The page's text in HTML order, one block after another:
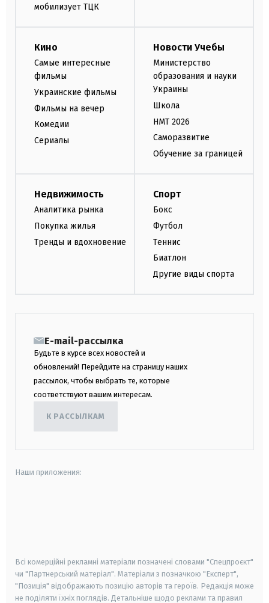
мобилизует ТЦК
Кино
Самые интересные
фильмы
Украинские фильмы
Фильмы на вечер
Комедии
Сериалы
Новости Учебы
Министерство
образования и науки
Украины
Школа
НМТ 2026
Саморазвитие
Обучение за границей
Недвижимость
Аналитика рынка
Покупка жилья
Тренды и вдохновение
Спорт
Бокс
Футбол
Теннис
Биатлон
Другие виды спорта
E-mail-рассылка
Будьте в курсе всех новостей и
обновлений! Перейдите на страницу наших
рассылок, чтобы выбрать те, которые
соответствуют вашим интересам.
К РАССЫЛКАМ
Наши приложения:
Всі комерційні рекламні матеріали позначені словами "Спецпроєкт"
чи "Партнерський матеріал". Матеріали з позначкою "Експерт",
"Позиція" відображають позицію авторів та героїв. Редакція може
не поділяти їхніх поглядів. Детальніше щодо реклами та правил